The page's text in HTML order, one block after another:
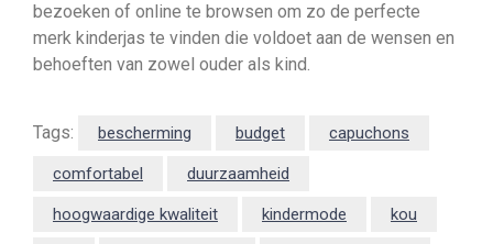
bezoeken of online te browsen om zo de perfecte
merk kinderjas te vinden die voldoet aan de wensen en
behoeften van zowel ouder als kind.
Tags: bescherming budget capuchons
comfortabel duurzaamheid
hoogwaardige kwaliteit kindermode kou